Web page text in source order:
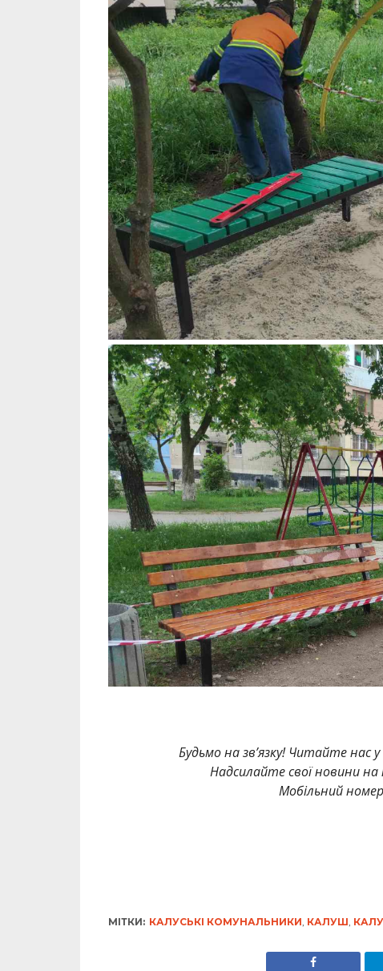
Будьмо на зв’язку! Читайте нас у
Надсилайте свої новини
Мобільний
МІТКИ: КАЛУСЬКІ КОМУНАЛЬНИКИ КАЛУШ